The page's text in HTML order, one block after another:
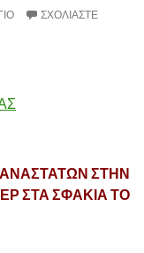
ΣΧΟΛΙΆΣΤΕ
ΣΤΗΝ
ΣΤΑ ΣΦΑΚΙΑ ΤΟ